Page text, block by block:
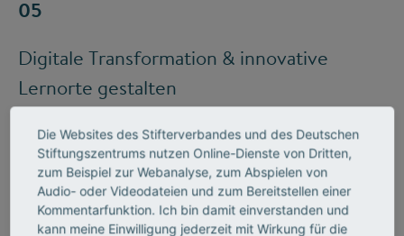
Digitale Transformation & innovative
Lernorte gestalten
Mehr zum Handlungsfeld "Bildung &
Kompetenzen"
Die Websites des Stifterverbandes und des Deutschen
Stiftungszentrums nutzen Online-Dienste von Dritten,
zum Beispiel zur Webanalyse, zum Abspielen von
Audio- oder Videodateien und zum Bereitstellen einer
Kommentarfunktion. Ich bin damit einverstanden und
kann meine Einwilligung jederzeit mit Wirkung für die